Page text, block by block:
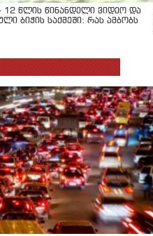
- 12 წლის წინანდელი ვიდეო და
ბიჭის საქმეში: რას ამბობს